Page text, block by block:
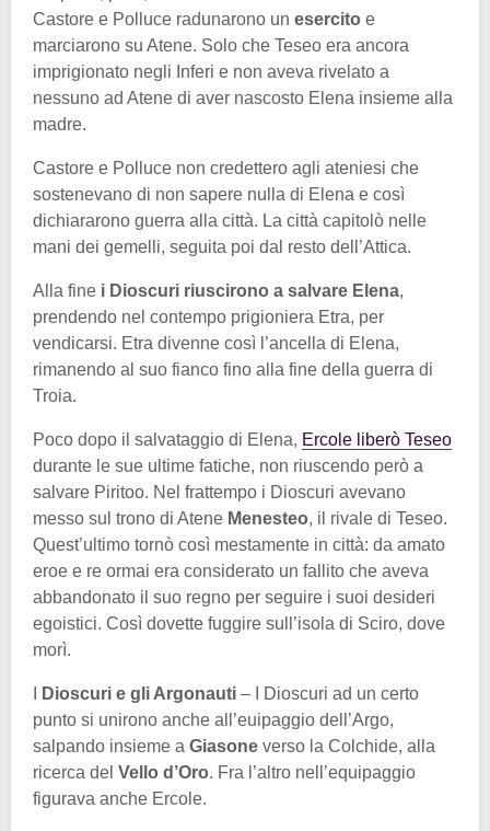
Castore e Polluce radunarono un esercito e
marciarono su Atene. Solo che Teseo era ancora
imprigionato negli Inferi e non aveva rivelato a
nessuno ad Atene di aver nascosto Elena insieme alla
madre.
Castore e Polluce non credettero agli ateniesi che
sostenevano di non sapere nulla di Elena e così
dichiararono guerra alla città. La città capitolò nelle
mani dei gemelli, seguita poi dal resto dell’Attica.
Alla fine i Dioscuri riuscirono a salvare Elena,
prendendo nel contempo prigioniera Etra, per
vendicarsi. Etra divenne così l’ancella di Elena,
rimanendo al suo fianco fino alla fine della guerra di
Troia.
Poco dopo il salvataggio di Elena, Ercole liberò Teseo
durante le sue ultime fatiche, non riuscendo però a
salvare Piritoo. Nel frattempo i Dioscuri avevano
messo sul trono di Atene Menesteo, il rivale di Teseo.
Quest’ultimo tornò così mestamente in città: da amato
eroe e re ormai era considerato un fallito che aveva
abbandonato il suo regno per seguire i suoi desideri
egoistici. Così dovette fuggire sull’isola di Sciro, dove
morì.
Dioscuri e gli Argonauti – I Dioscuri ad un certo
punto si unirono anche all’euipaggio dell’Argo,
salpando insieme a Giasone verso la Colchide, alla
ricerca del Vello d’Oro. Fra l’altro nell’equipaggio
figurava anche Ercole.